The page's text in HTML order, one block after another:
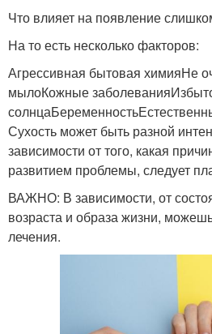
Что влияет на появление
На то есть несколько факторов:
Агрессивная бытовая химияНе
мылоКожные
Сухость может быть разной
зависимости от того, какая
развитием проблемы, следует
ВАЖНО: В зависимости, от
возраста и образа жизни,
лечения.